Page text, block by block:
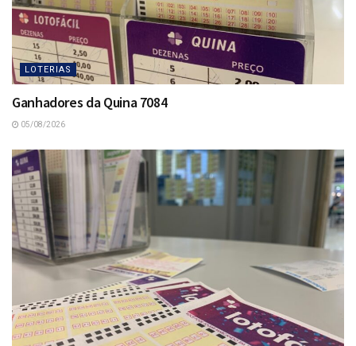
LOTERIAS
Ganhadores da Quina 7084
05/08/2026